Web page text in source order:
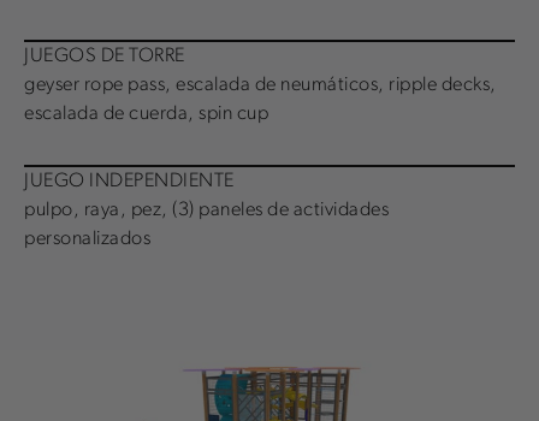
JUEGOS DE TORRE
geyser rope pass, escalada de neumáticos, ripple decks,
escalada de cuerda, spin cup
JUEGO INDEPENDIENTE
pulpo, raya, pez, (3) paneles de actividades
personalizados